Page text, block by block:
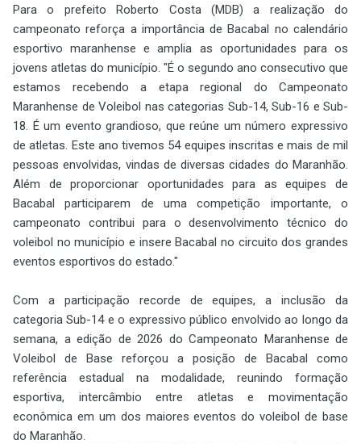
Para o prefeito Roberto Costa (MDB) a realização do
campeonato reforça a importância de Bacabal no calendário
esportivo maranhense e amplia as oportunidades para os
jovens atletas do município. "É o segundo ano consecutivo que
estamos recebendo a etapa regional do Campeonato
Maranhense de Voleibol nas categorias Sub-14, Sub-16 e Sub-
18. É um evento grandioso, que reúne um número expressivo
de atletas. Este ano tivemos 54 equipes inscritas e mais de mil
pessoas envolvidas, vindas de diversas cidades do Maranhão.
Além de proporcionar oportunidades para as equipes de
Bacabal participarem de uma competição importante, o
campeonato contribui para o desenvolvimento técnico do
voleibol no município e insere Bacabal no circuito dos grandes
eventos esportivos do estado."
Com a participação recorde de equipes, a inclusão da
categoria Sub-14 e o expressivo público envolvido ao longo da
semana, a edição de 2026 do Campeonato Maranhense de
Voleibol de Base reforçou a posição de Bacabal como
referência estadual na modalidade, reunindo formação
esportiva, intercâmbio entre atletas e movimentação
econômica em um dos maiores eventos do voleibol de base
do Maranhão.